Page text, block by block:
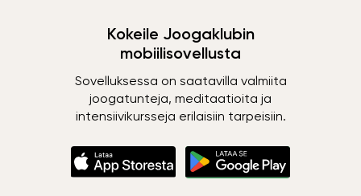
Kokeile Joogaklubin
mobiilisovellusta
Sovelluksessa on saatavilla valmiita
joogatunteja, meditaatioita ja
intensiivikursseja erilaisiin tarpeisiin.